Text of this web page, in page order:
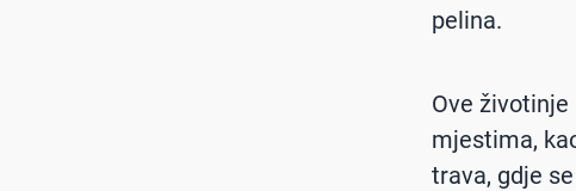
pelina.
Ove
mjestima,
trava, gdje